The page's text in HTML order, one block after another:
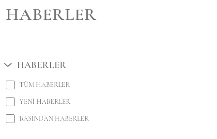
HABERLER
HABERLER
TÜM HABERLER
YENI HABERLER
BASINDAN HABERLER